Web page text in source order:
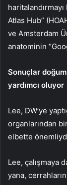
Atlas Hub”
ve Amsterdam
anatominin
Sonuçlar
yardımcı oluyor
Lee, DW’ye
organlarından
elbette
Lee, çalışmaya
yana,